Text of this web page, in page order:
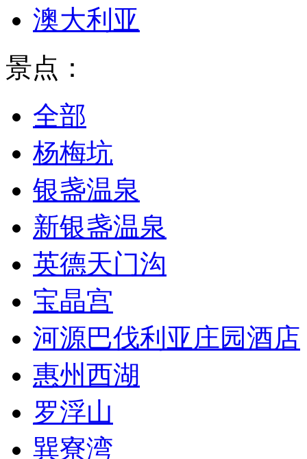
澳大利亚
景点：
全部
杨梅坑
银盏温泉
新银盏温泉
英德天门沟
宝晶宫
河源巴伐利亚庄园酒店
惠州西湖
罗浮山
巽寮湾